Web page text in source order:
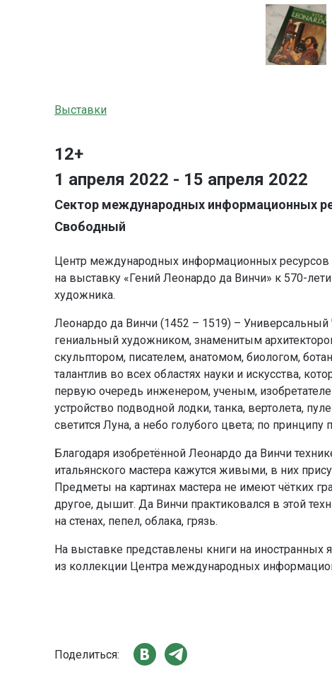
Выставки
12+
1 апреля 2022 - 15 апреля 2022
Сектор международных информационных
Свободный
Центр международных информационных ресурсов
на выставку «Гений Леонардо да Винчи» к 570-
художника.
Леонардо да Винчи (1452 – 1519) –
гениальный художником, знаменитым
скульптором, писателем, анатомом, биологом,
талантлив во всех областях науки и искусства,
первую очередь инженером, ученым,
устройство подводной лодки, танка, вертолета,
светится Луна, а небо голубого цвета; по
Благодаря изобретённой Леонардо да Винчи
итальянского мастера кажутся живыми, в них
Предметы на картинах мастера не имеют чётких
другое, дышит. Да Винчи практиковался в этой
на стенах, пепел, облака, грязь.
На выставке представлены книги на
из коллекции Центра международных
Поделиться: